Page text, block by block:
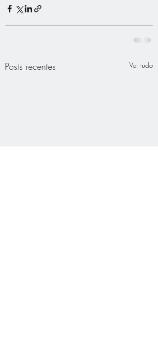
Posts recentes Ver tudo